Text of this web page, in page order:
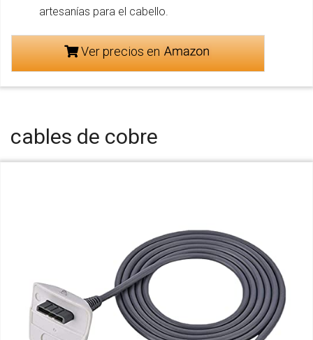
artesanías para el cabello.
Ver precios en
cables de cobre